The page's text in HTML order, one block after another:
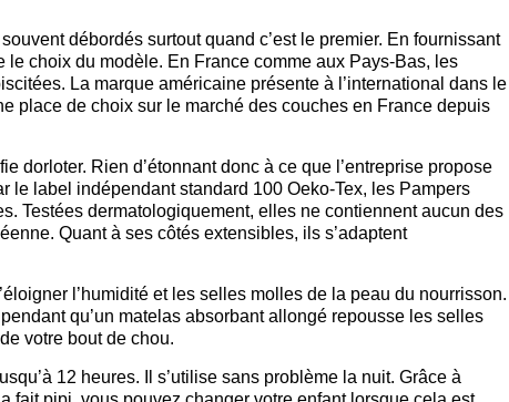
débordés surtout quand c’est le premier. En fournissant
le choix du modèle. En France comme aux Pays-Bas, les
La marque américaine présente à l’international dans le
place de choix sur le marché des couches en France depuis
dorloter. Rien d’étonnant donc à ce que l’entreprise propose
le label indépendant standard 100 Oeko-Tex, les Pampers
Testées dermatologiquement, elles ne contiennent aucun des
Quant à ses côtés extensibles, ils s’adaptent
l’humidité et les selles molles de la peau du nourrisson.
qu’un matelas absorbant allongé repousse les selles
votre bout de chou.
12 heures. Il s’utilise sans problème la nuit. Grâce à